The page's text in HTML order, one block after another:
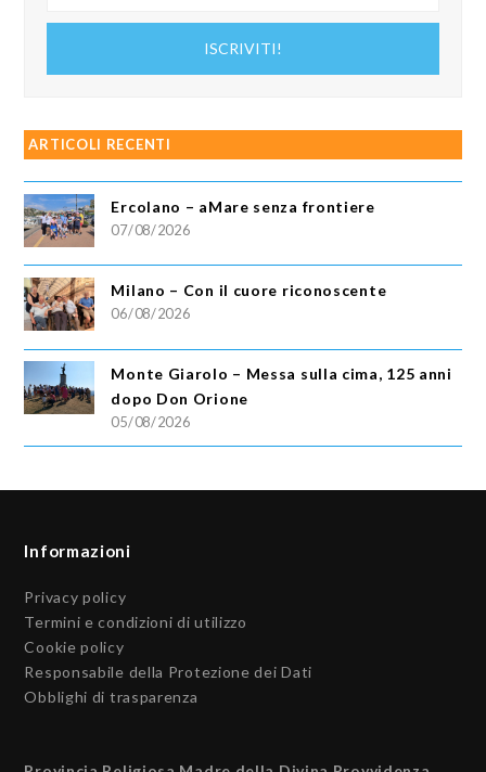
ISCRIVITI!
ARTICOLI RECENTI
Ercolano – aMare senza frontiere
07/08/2026
Milano – Con il cuore riconoscente
06/08/2026
Monte Giarolo – Messa sulla cima, 125 anni
dopo Don Orione
05/08/2026
Informazioni
Privacy policy
Termini e condizioni di utilizzo
Cookie policy
Responsabile della Protezione dei Dati
Obblighi di trasparenza